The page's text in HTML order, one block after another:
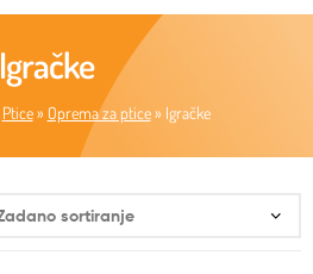
Igračke
Ptice» Oprema za ptice» Igračke